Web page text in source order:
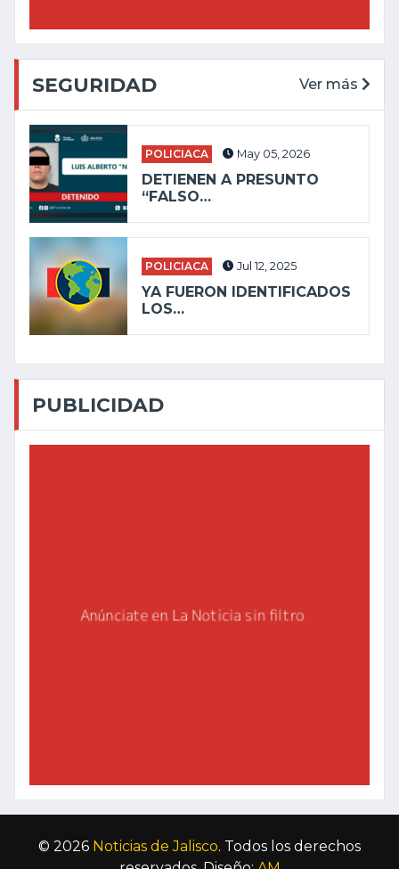
SEGURIDAD Ver más
POLICIACA May 05, 2026
DETIENEN A PRESUNTO
“FALSO…
POLICIACA Jul 12, 2025
YA FUERON IDENTIFICADOS
LOS…
PUBLICIDAD
© 2026 Noticias de Jalisco. Todos los derechos